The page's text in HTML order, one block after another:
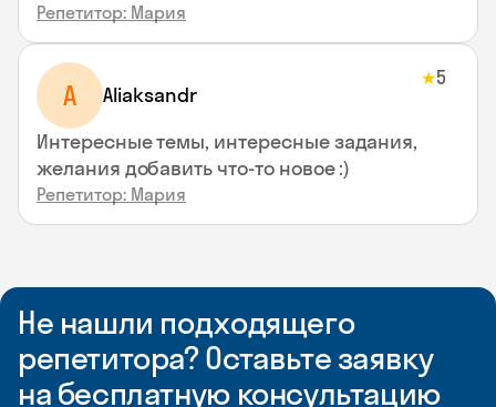
Репетитор: Мария
A Aliaksandr
★5
Интересные темы, интересные задания,
желания добавить что-то новое :)
Репетитор: Мария
Не нашли подходящего
репетитора? Оставьте заявку
на бесплатную консультацию